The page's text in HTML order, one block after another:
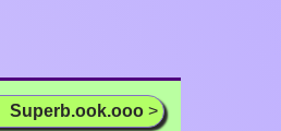
Superb.ook.ooo >